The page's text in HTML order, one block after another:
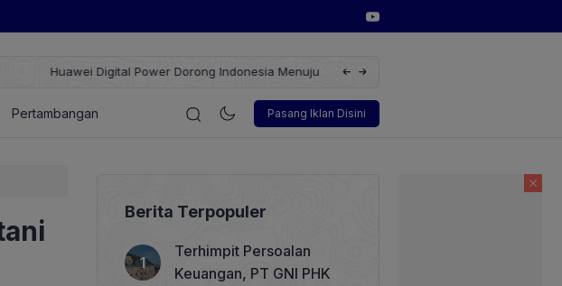
Menuju Revolusi Energi Terbarukan dengan Solusi
Wakil Direktur Utama PT Pelindo,
Pasang Iklan Disini
Pertambangan Korporasi Teknologi Otomotif
Berita Terpopuler
Terhimpit Persoalan
Keuangan, PT GNI PHK